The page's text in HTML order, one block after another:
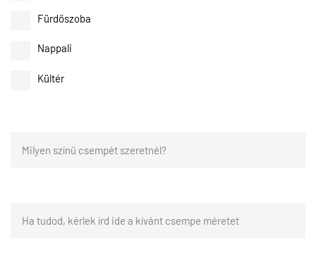
Fürdőszoba
Nappali
Kültér